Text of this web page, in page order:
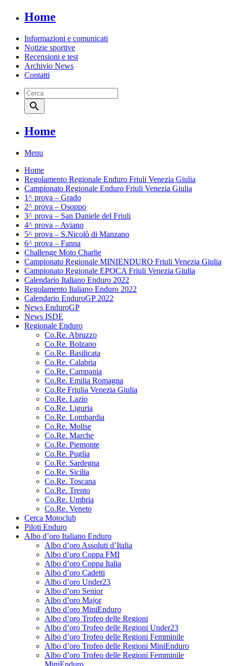
Home
Informazioni e comunicati
Notizie sportive
Recensioni e test
Archivio News
Contatti
search
Home
Menu
Home
Regolamento Regionale Enduro Friuli Venezia Giulia
Campionato Regionale Enduro Friuli Venezia Giulia
1^ prova – Grado
2^ prova – Osoppo
3^ prova – San Daniele del Friuli
4^ prova – Aviano
5^ prova – S.Nicolò di Manzano
6^ prova – Fanna
Challenge Moto Charlie
Campionato Regionale MINIENDURO Friuli Venezia Giulia
Campionato Regionale EPOCA Friuli Venezia Giulia
Calendario Italiano Enduro 2022
Regolamento Italiano Enduro 2022
Calendario EnduroGP 2022
News EnduroGP
News ISDE
Regionale Enduro
Co.Re. Abruzzo
Co.Re. Bolzano
Co.Re. Basilicata
Co.Re. Calabria
Co.Re. Campania
Co.Re. Emilia Romagna
Co.Re Friulia Venezia Giulia
Co.Re. Lazio
Co.Re. Liguria
Co.Re. Lombardia
Co.Re. Molise
Co.Re. Marche
Co.Re. Piemonte
Co.Re. Puglia
Co.Re. Sardegna
Co.Re. Sicilia
Co.Re. Toscana
Co.Re. Trento
Co.Re. Umbria
Co.Re. Veneto
Cerca Motoclub
Piloti Enduro
Albo d’oro Italiano Enduro
Albo d’oro Assoluti d’Italia
Albo d’oro Coppa FMI
Albo d’oro Coppa Italia
Albo d’oro Cadetti
Albo d’oro Under23
Albo d’oro Senior
Albo d’oro Major
Albo d’oro MiniEnduro
Albo d’oro Trofeo delle Regioni
Albo d’oro Trofeo delle Regioni Under23
Albo d’oro Trofeo delle Regioni Femminile
Albo d’oro Trofeo delle Regioni MiniEnduro
Albo d’oro Trofeo delle Regioni Femminile
MiniEnduro